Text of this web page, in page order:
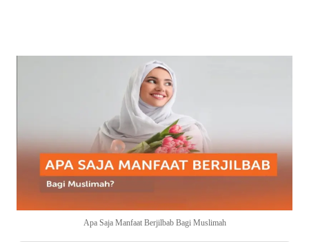
Apa Saja Manfaat Berjilbab Bagi Muslimah